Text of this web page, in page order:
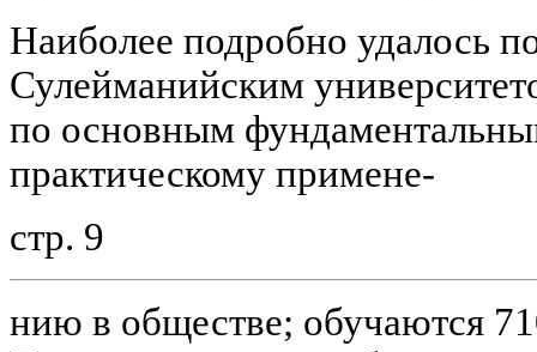
Наиболее подробно удалось
Сулейманийским
по основным
практическому примене-
стр. 9
нию в обществе; обучаются